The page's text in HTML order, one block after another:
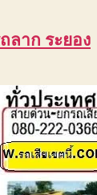
ลาก ระยอง